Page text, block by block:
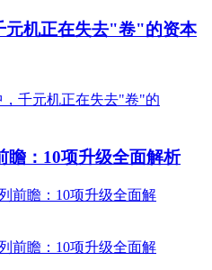
元机正在失去"卷"的资本
瞻：10项升级全面解析